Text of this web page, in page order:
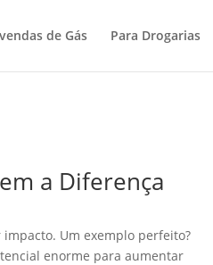
de Gás Para Drogarias
a Diferença
Um exemplo perfeito?
enorme para aumentar